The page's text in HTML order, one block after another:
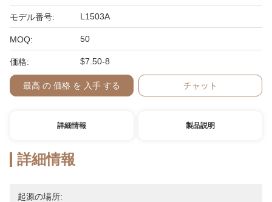
モデル番号: L1503A
MOQ: 50
価格: $7.50-8
最高 の 価格 を 入手 する チャット
詳細情報 製品説明
詳細情報
起源の場所: